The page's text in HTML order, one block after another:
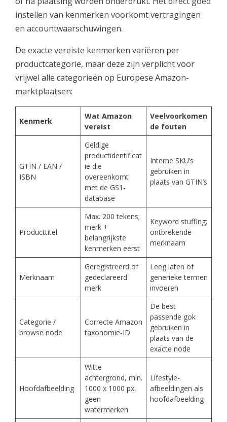
instellen van kenmerken voorkomt vertragingen
en accountwaarschuwingen.
De exacte vereiste kenmerken variëren per
productcategorie, maar deze zijn verplicht voor
vrijwel alle categorieën op Europese Amazon-
marktplaatsen:
Kenmerk
Wat Amazon
vereist
Veelvoorkomen
de fouten
GTIN / EAN /
ISBN
Geldige
productidentificat
ie die
overeenkomt
met de GS1-
database
Interne SKU’s
gebruiken in
plaats van GTIN’s
Producttitel
Max. 200 tekens;
merk +
belangrijkste
kenmerken eerst
Keyword stuffing;
ontbrekende
merknaam
Merknaam
Geregistreerd of
gedeclareerd
merk
Leeg laten of
generieke termen
invoeren
Categorie /
browse node
Correcte Amazon
taxonomie-ID
De best
passende gok
gebruiken in
plaats van de
exacte node
Hoofdafbeelding
Witte
achtergrond, min.
1000 x 1000 px,
geen
watermerken
Lifestyle-
afbeeldingen als
hoofdafbeelding